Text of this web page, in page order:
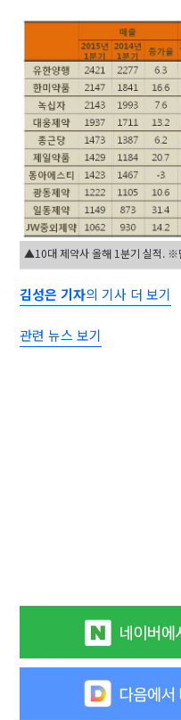
▲10대 제약사 올해 1분기 실적. ※
김성은 기자의 기사 더 보기
관련 뉴스 보기